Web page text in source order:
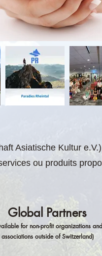
Asiatische Kultur
ou produits
Global Partners
for non-profitorganizations and
associations outside of Switzerland)